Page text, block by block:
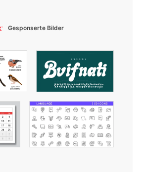
Gesponserte Bilder